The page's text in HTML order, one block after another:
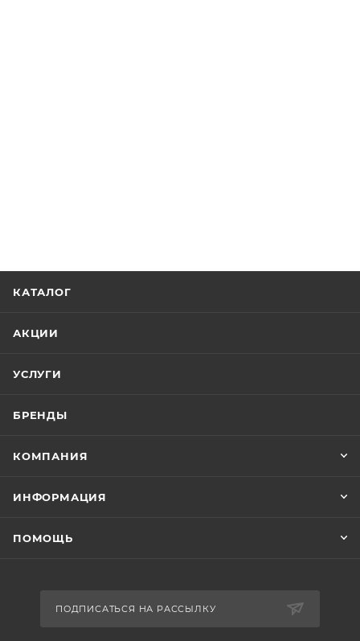
КАТАЛОГ
АКЦИИ
УСЛУГИ
БРЕНДЫ
КОМПАНИЯ
ИНФОРМАЦИЯ
ПОМОЩЬ
ПОДПИСАТЬСЯ НА РАССЫЛКУ